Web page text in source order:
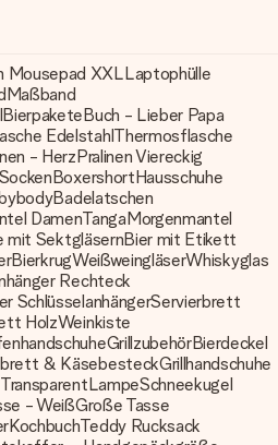
Mousepad XXLLaptophülle
Maßband
BierpaketeBuch - Lieber Papa
EdelstahlThermosflasche
- HerzPralinen Viereckig
BoxershortHausschuhe
Badelatschen
DamenTangaMorgenmantel
mit SektgläsernBier mit Etikett
BierkrugWeißweingläserWhiskyglas
Rechteck
SchlüsselanhängerServierbrett
HolzWeinkiste
GrillzubehörBierdeckel
& KäsebesteckGrillhandschuhe
LampeSchneekugel
- WeißGroße Tasse
KochbuchTeddy Rucksack